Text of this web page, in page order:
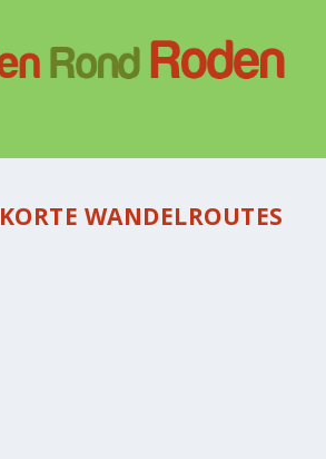
KORTE WANDELROUTES